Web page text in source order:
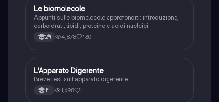
Scienze
Le biomolecole
Appunti sulle biomolecole approfonditi: introduzione,
carboidrati, lipidi, proteine e acidi nucleici
2ªl 4,878 130
LScienze
L'Apparato Digerente
Breve test sull'apparato digerente
1ªl 1,698 1